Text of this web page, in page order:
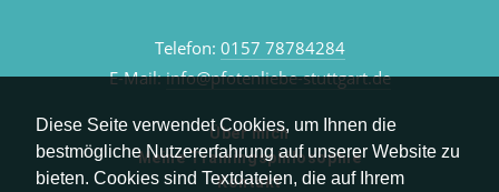
Diese Seite verwendet Cookies, um Ihnen die
bestmögliche Nutzererfahrung auf unserer Website zu
bieten. Cookies sind Textdateien, die auf Ihrem
Telefon: 0157 78784284
E-Mail:info@pfotenliebe-stuttgart.de
Über mich
Meine Trainingsphilosophie
Kontakt